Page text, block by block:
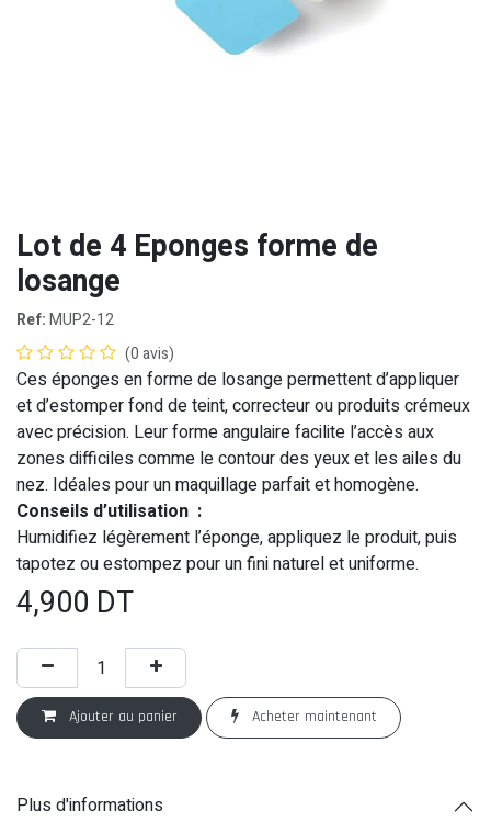
Lot de 4 Eponges forme de
losange
Ref:MUP2-12
(0 avis)
Ces éponges en forme de losange permettent d’appliquer
et d’estomper fond de teint, correcteur ou produits crémeux
avec précision. Leur forme angulaire facilite l’accès aux
zones difficiles comme le contour des yeux et les ailes du
nez. Idéales pour un maquillage parfait et homogène.
Conseils d’utilisation :
Humidifiez légèrement l’éponge, appliquez le produit, puis
tapotez ou estompez pour un fini naturel et uniforme.
4,900 DT
Ajouter au panier Acheter maintenant
Plus d'informations